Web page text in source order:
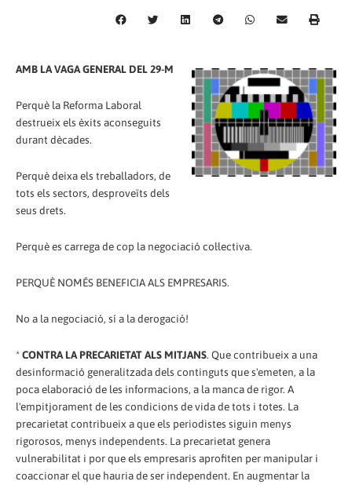
AMB LA VAGA GENERAL DEL 29-M
Perquè la Reforma Laboral
destrueix els èxits aconseguits
durant dècades.
Perquè deixa els treballadors, de
tots els sectors, desproveïts dels
seus drets.
Perquè es carrega de cop la negociació col·lectiva.
PERQUÈ NOMÉS BENEFICIA ALS EMPRESARIS.
No a la negociació, sí a la derogació!
*CONTRA LA PRECARIETAT ALS MITJANS. Que contribueix a una
desinformació generalitzada dels continguts que s'emeten, a la
poca elaboració de les informacions, a la manca de rigor. A
l'empitjorament de les condicions de vida de tots i totes. La
precarietat contribueix a que els periodistes siguin menys
rigorosos, menys independents. La precarietat genera
vulnerabilitat i por que els empresaris aprofiten per manipular i
coaccionar el que hauria de ser independent. En augmentar la